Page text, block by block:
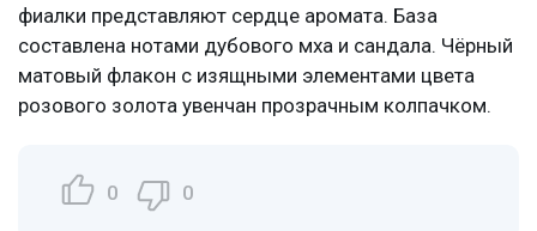
фиалки представляют сердце аромата. База
составлена нотами дубового мха и сандала. Чёрный
матовый флакон с изящными элементами цвета
розового золота увенчан прозрачным колпачком.
0 0